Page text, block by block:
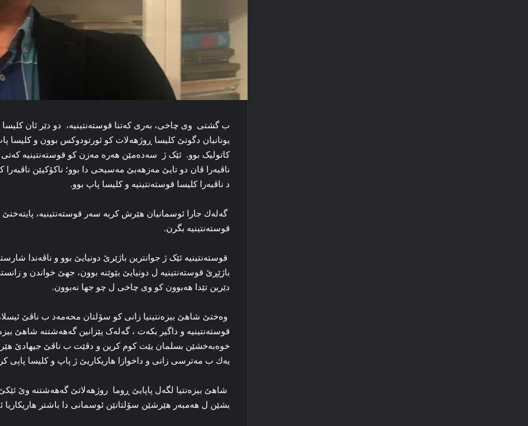
ب گشتی وی چاخی، بەری كەتنا قوستەنتینیە، دو دێر ئان
یونانیان دگوتێ کلیسا ڕوژهەلات كو ئورتودوکس بوون و کلیسا
کاتولیک بوو. ئێک ژ سەدەمێن هەرە مەزن کو قوستەنتینیە
ناڤبەرا ڤان دو تایێ مەزهەبێ مەسیحی دا بوو؛ ناكۆكیێن
د ناڤبەرا کلیسا قوستەنتینیە و کلیسا پاپ بوو.
گەلەك جارا ئوسمانیان هێرش کریە سەر قوستەنتینیە،
قوستەنتینیە بگرن.
قوستەنتینیە ئێک ژ جوانترین باژێرێ دونیایێ بوو و ناڤەندا
باژێڕێ قوستەنتینیە ل دونیایێ بێوێنە بوون، جهێ خواندن و
دێرین تێدا هەبوون کو وی چاخی ل چو جها نەبوون.
وەختێ شاهێ بیزەنتینیا زانی کو سۆلتان محەمەد ب ناڤێ
قوستەنتینیە و داگیر بکەت ، گەلەک پێزانین گەهەشتنە شاھێ
خوەبەخشێن بسلمان یێت کوم کرین و دڤێت ب ناڤێ جیهادێ
یەك ب مەترسی زانی و داخوازا هاریکاریێ ژ پاپ و کلیسا پاپی
شاهێ بیزەنتیا لگەل پاپایێ ڕوما روژهەلاتێ گەهەشتنە وێ ئێکێ
بشێن ل هەمبەر هێرشێن سۆلتانێن ئوسمانی دا باشتر هاریکاریا